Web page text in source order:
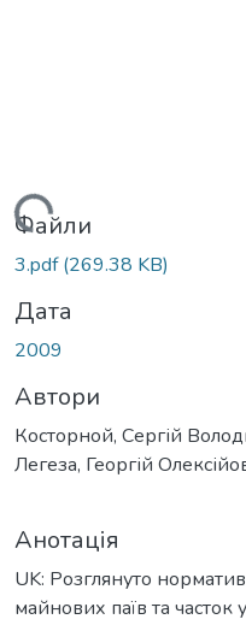
Вантажиться...
Файли
3.pdf(269.38 KB)
Дата
2009
Автори
Косторной, Сергій
Легеза, Георгій
Анотація
UK: Розглянуто
майнових паїв та часток